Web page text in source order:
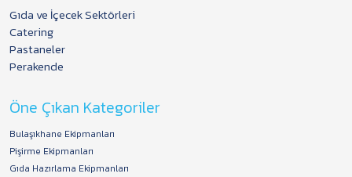
Gıda ve İçecek Sektörleri
Catering
Pastaneler
Perakende
Öne Çıkan Kategoriler
Bulaşıkhane Ekipmanları
Pişirme Ekipmanları
Gıda Hazırlama Ekipmanları